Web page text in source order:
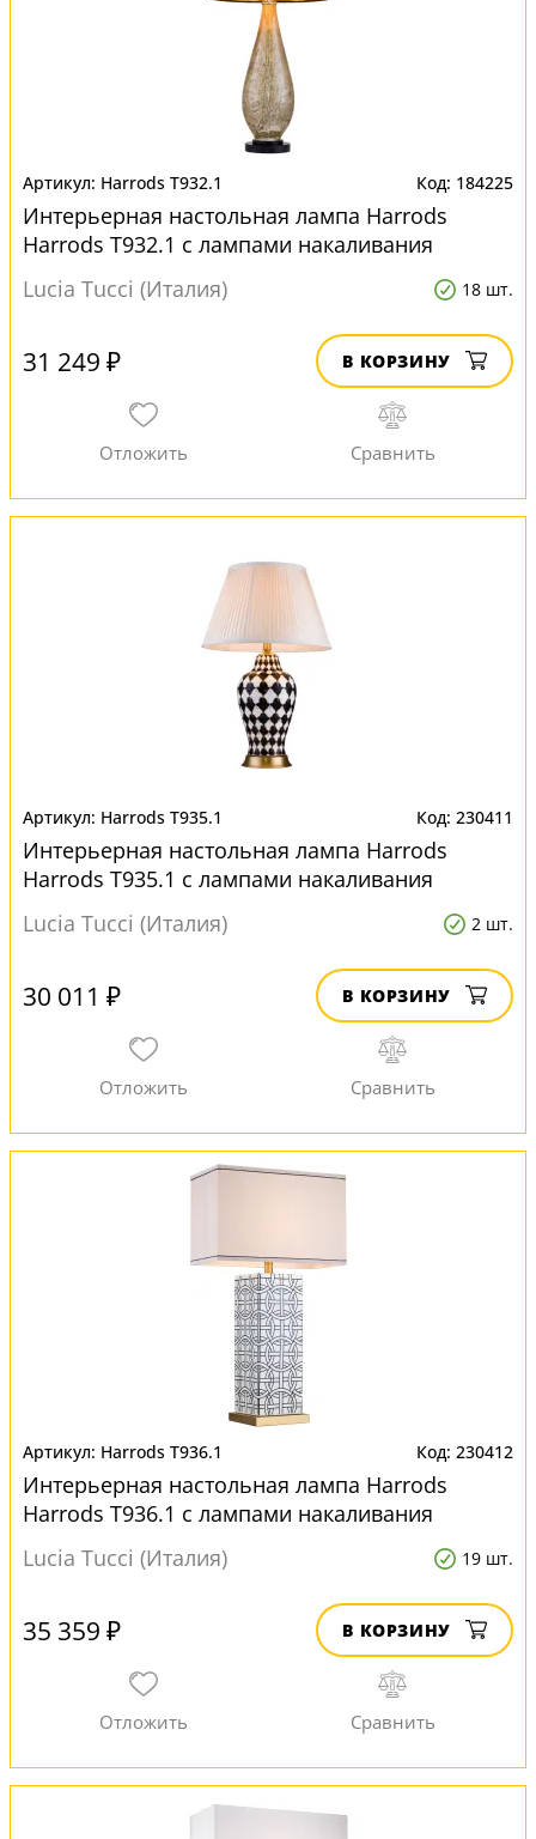
Harrods T932.1 184225
Интерьерная настольная лампа Harrods
Harrods T932.1 с лампами накаливания
Lucia Tucci (Италия)
18 шт.
31 249 ₽ В КОРЗИНУ
Harrods T935.1 230411
Интерьерная настольная лампа Harrods
Harrods T935.1 с лампами накаливания
Lucia Tucci (Италия)
2 шт.
30 011 ₽ В КОРЗИНУ
Harrods T936.1 230412
Интерьерная настольная лампа Harrods
Harrods T936.1 с лампами накаливания
Lucia Tucci (Италия)
19 шт.
35 359 ₽ В КОРЗИНУ